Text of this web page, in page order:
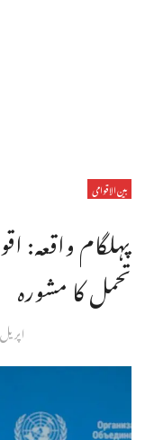
بین الاقوامی
پہلگام واقعہ:
تحمل کا مشورہ
اپریل 25, 2025